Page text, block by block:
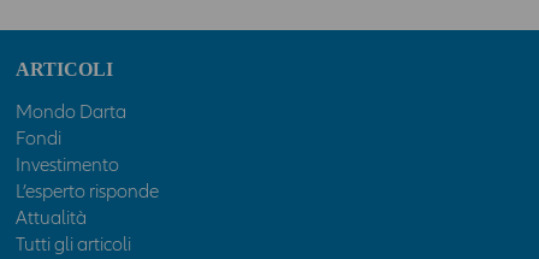
ARTICOLI
Mondo Darta
Fondi
Investimento
L’esperto risponde
Attualità
Tutti gli articoli